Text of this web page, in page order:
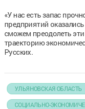
«У нас есть запас
предприятий
сможем преодолеть
траекторию
Русских.
УЛЬЯНОВСКАЯ ОБЛАСТЬ
СОЦИАЛЬНО-